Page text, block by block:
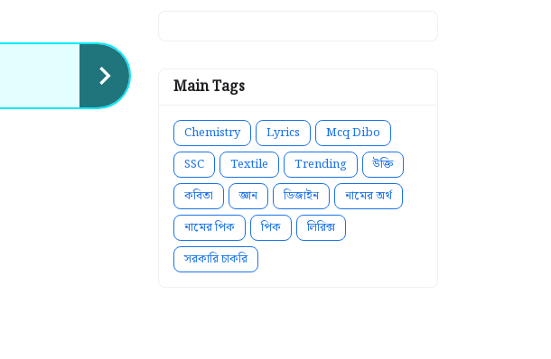
Main Tags
Chemistry Lyrics
Mcq Dibo
SSC
Textile Trending
উক্তি
কবিতা
জ্ঞান ডিজাইন
নামের অর্থ
নামের পিক
পিক
লিরিক্স
সরকারি চাকরি